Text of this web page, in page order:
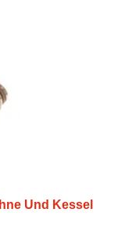
Und Kessel